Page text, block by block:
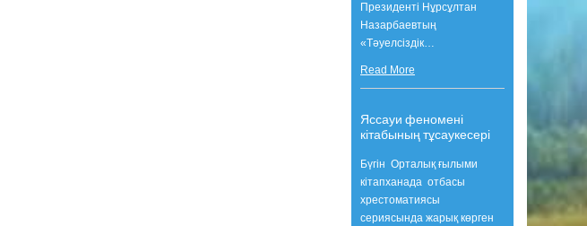
Президенті Нұрсұлтан
Назарбаевтың
«Тәуелсіздік…
Read More
Яссауи феномені
кітабының тұсаукесері
Бүгін Орталық ғылыми
кітапханада отбасы
хрестоматиясы
сериясында жарық көрген